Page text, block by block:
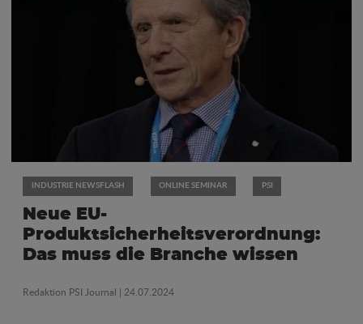
INDUSTRIE NEWSFLASH ONLINE SEMINAR PSI
Neue EU-
Produktsicherheitsverordnung:
Das muss die Branche wissen
Redaktion PSI Journal | 24.07.2024